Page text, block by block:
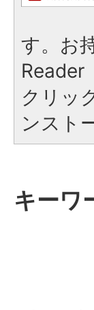
す。お
Reader
クリッ
ンスト
キーワ